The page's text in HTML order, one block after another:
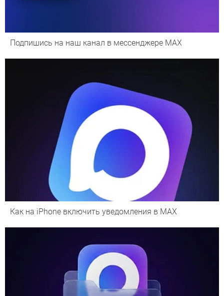
Подпишись на наш канал в мессенджере МАХ
Как на iPhone включить уведомления в MAX